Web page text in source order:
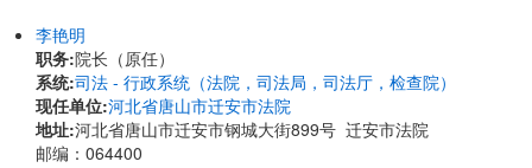
李艳明
职务:院长（原任）
系统:司法 - 行政系统（法院，司法局，司法厅，检查院）
现任单位:河北省唐山市迁安市法院
地址:河北省唐山市迁安市钢城大街899号 迁安市法院
邮编：064400